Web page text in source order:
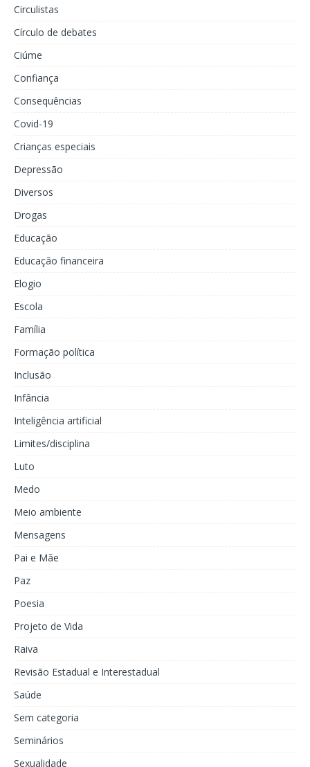
Circulistas
Círculo de debates
Ciúme
Confiança
Consequências
Covid-19
Crianças especiais
Depressão
Diversos
Drogas
Educação
Educação financeira
Elogio
Escola
Família
Formação política
Inclusão
Infância
Inteligência artificial
Limites/disciplina
Luto
Medo
Meio ambiente
Mensagens
Pai e Mãe
Paz
Poesia
Projeto de Vida
Raiva
Revisão Estadual e Interestadual
Saúde
Sem categoria
Seminários
Sexualidade